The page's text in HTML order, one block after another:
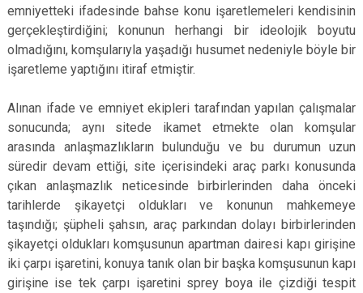
emniyetteki ifadesinde bahse konu işaretlemeleri kendisinin
gerçekleştirdiğini; konunun herhangi bir ideolojik boyutu
olmadığını, komşularıyla yaşadığı husumet nedeniyle böyle bir
işaretleme yaptığını itiraf etmiştir.
Alınan ifade ve emniyet ekipleri tarafından yapılan çalışmalar
sonucunda; aynı sitede ikamet etmekte olan komşular
arasında anlaşmazlıkların bulunduğu ve bu durumun uzun
süredir devam ettiği, site içerisindeki araç parkı konusunda
çıkan anlaşmazlık neticesinde birbirlerinden daha önceki
tarihlerde şikayetçi oldukları ve konunun mahkemeye
taşındığı; şüpheli şahsın, araç parkından dolayı birbirlerinden
şikayetçi oldukları komşusunun apartman dairesi kapı girişine
iki çarpı işaretini, konuya tanık olan bir başka komşusunun kapı
girişine ise tek çarpı işaretini sprey boya ile çizdiği tespit